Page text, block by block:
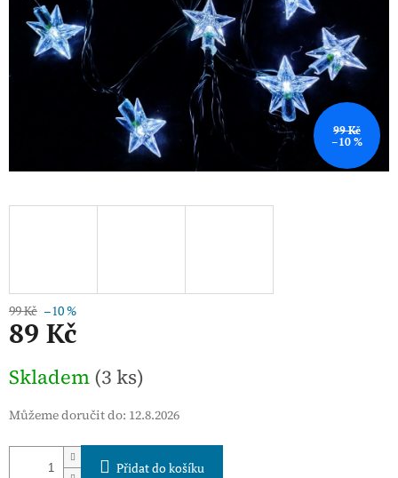
99 Kč
–10 %
99 Kč –10 %
89 Kč
cena:
Skladem (3 ks)
Můžeme doručit do: 12.8.2026
Přidat do košíku